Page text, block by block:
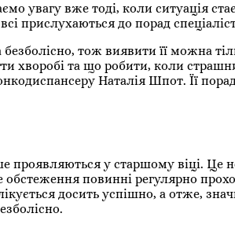
увагу вже тоді, коли ситуація
прислухаються до порад
тож виявити її можна
хворобі та що робити, коли
Наталія Шпот. Її
проявляються у старшому віці. Це
повинні регулярно
досить успішно, а отже,